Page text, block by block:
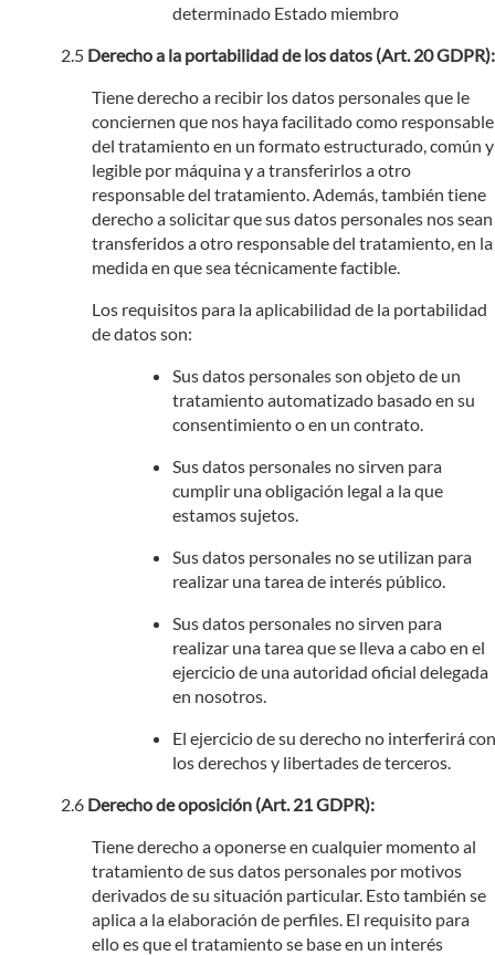
determinado Estado miembro
Derecho a la portabilidad de los datos (Art. 20 GDPR):
Tiene derecho a recibir los datos personales que le
conciernen que nos haya facilitado como responsable
del tratamiento en un formato estructurado, común y
legible por máquina y a transferirlos a otro
responsable del tratamiento. Además, también tiene
derecho a solicitar que sus datos personales nos sean
transferidos a otro responsable del tratamiento, en la
medida en que sea técnicamente factible.
Los requisitos para la aplicabilidad de la portabilidad
de datos son:
Sus datos personales son objeto de un
tratamiento automatizado basado en su
consentimiento o en un contrato.
Sus datos personales no sirven para
cumplir una obligación legal a la que
estamos sujetos.
Sus datos personales no se utilizan para
realizar una tarea de interés público.
Sus datos personales no sirven para
realizar una tarea que se lleva a cabo en el
ejercicio de una autoridad oficial delegada
en nosotros.
El ejercicio de su derecho no interferirá con
los derechos y libertades de terceros.
Derecho de oposición (Art. 21 GDPR):
Tiene derecho a oponerse en cualquier momento al
tratamiento de sus datos personales por motivos
derivados de su situación particular. Esto también se
aplica a la elaboración de perfiles. El requisito para
ello es que el tratamiento se base en un interés